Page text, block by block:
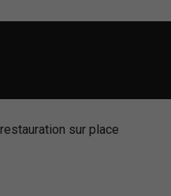
sur place